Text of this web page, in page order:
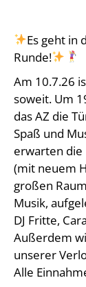
Es geht in
Runde!
Am 10.7.26
soweit. Um
das AZ die
Spaß und
erwarten die
(mit neuem
großen
Musik,
DJ Fritte,
Außerdem
unserer
Alle